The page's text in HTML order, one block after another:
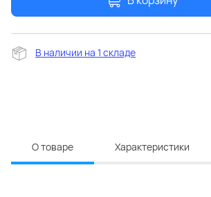
В наличии на 1 складе
О товаре Характеристики